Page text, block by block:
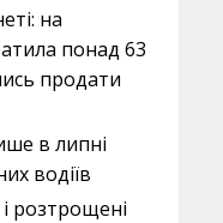
на
понад 63
продати
в липні
водіїв
розтрощені